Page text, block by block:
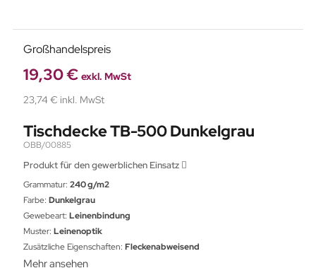
Großhandelspreis
19,30 € exkl. MwSt
23,74 € inkl. MwSt
Tischdecke TB-500 Dunkelgrau
OBB/00885
Produkt für den gewerblichen Einsatz
Grammatur: 240 g/m2
Farbe: Dunkelgrau
Gewebeart: Leinenbindung
Muster: Leinenoptik
Zusätzliche Eigenschaften: Fleckenabweisend
Mehr ansehen